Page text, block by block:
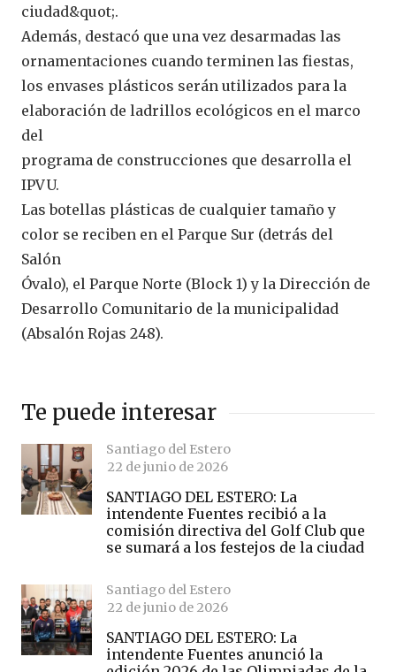
ciudad&quot;.
Además, destacó que una vez desarmadas las
ornamentaciones cuando terminen las fiestas,
los envases plásticos serán utilizados para la
elaboración de ladrillos ecológicos en el marco
del
programa de construcciones que desarrolla el
IPVU.
Las botellas plásticas de cualquier tamaño y
color se reciben en el Parque Sur (detrás del
Salón
Óvalo), el Parque Norte (Block 1) y la Dirección de
Desarrollo Comunitario de la municipalidad
(Absalón Rojas 248).
Te puede interesar
Santiago del Estero
22 de junio de 2026
SANTIAGO DEL ESTERO: La
intendente Fuentes recibió a la
comisión directiva del Golf Club que
se sumará a los festejos de la ciudad
Santiago del Estero
22 de junio de 2026
SANTIAGO DEL ESTERO: La
intendente Fuentes anunció la